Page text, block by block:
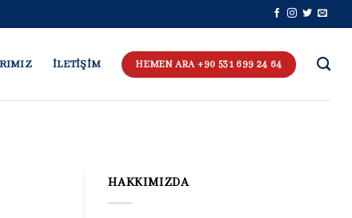
İLETİŞİM HEMEN ARA +90 531 699 24 64
HAKKIMIZDA